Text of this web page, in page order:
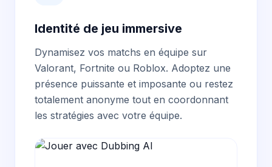
Identité de jeu immersive
Dynamisez vos matchs en équipe sur
Valorant, Fortnite ou Roblox. Adoptez une
présence puissante et imposante ou restez
totalement anonyme tout en coordonnant
les stratégies avec votre équipe.